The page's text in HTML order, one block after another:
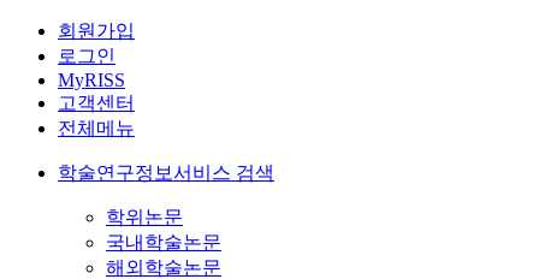
회원가입
로그인
MyRISS
고객센터
전체메뉴
학술연구정보서비스 검색
학위논문
국내학술논문
해외학술논문